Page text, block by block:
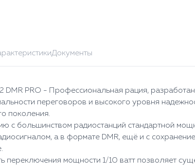
Документы
DMR PRO - Профессиональная рация,
переговоров и высокого уровня
поколения.
с большинством радиостанций стандартной
а в формате DMR, ещё и с
переключения мощности 1/10 ватт позволяет